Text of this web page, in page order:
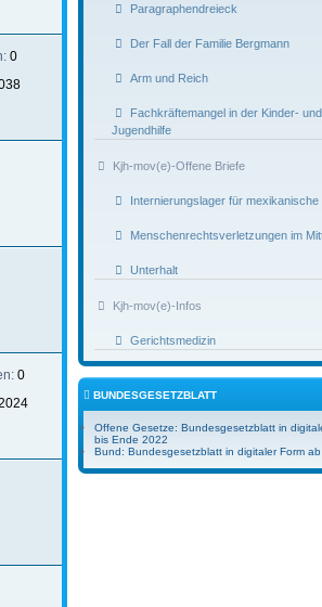
0
0
Paragraphendreieck
Der Fall der Familie Bergmann
Arm und Reich
Fachkräftemangel in der Kinder- und
Jugendhilfe
Kjh-mov(e)-Offene Briefe
Internierungslager für mexikanische
Menschenrechtsverletzungen im
Unterhalt
Kjh-mov(e)-Infos
Gerichtsmedizin
BUNDESGESETZBLATT
Offene Gesetze: Bundesgesetzblatt in
bis Ende 2022
Bund: Bundesgesetzblatt in digitaler Form